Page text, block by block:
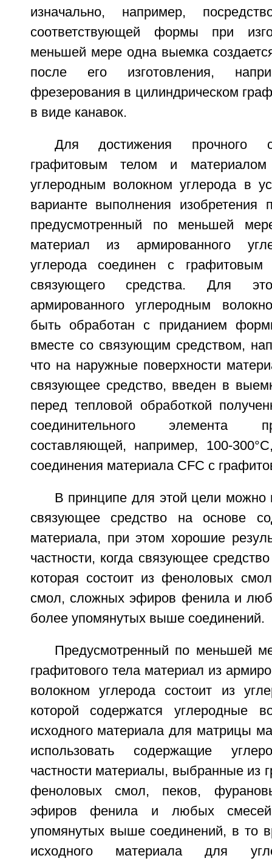
изначально, например,
соответствующей формы при
меньшей мере одна выемка
после его изготовления,
фрезерования в цилиндрическом
в виде канавок.
Для достижения прочного
графитовым телом и материалом
углеродным волокном углерода в
варианте выполнения изобретения
предусмотренный по меньшей
материал из армированного
углерода соединен с
связующего средства. Для
армированного углеродным
быть обработан с приданием
вместе со связующим средством,
что на наружные поверхности
связующее средство, введен в
перед тепловой обработкой
соединительного элемента
составляющей, например, 100-
соединения материала CFC с
В принципе для этой цели можно
связующее средство на основе
материала, при этом хорошие
частности, когда связующее
которая состоит из феноловых
смол, сложных эфиров фенила и
более упомянутых выше соединений.
Предусмотренный по меньшей
графитового тела материал из
волокном углерода состоит из
которой содержатся углеродные
исходного материала для матрицы
использовать содержащие
частности материалы, выбранные из
феноловых смол, пеков,
эфиров фенила и любых
упомянутых выше соединений, в то
исходного материала для